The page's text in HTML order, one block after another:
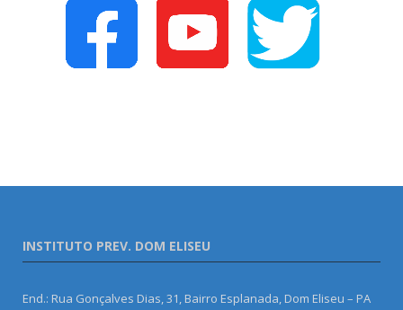
INSTITUTO PREV. DOM ELISEU
End.: Rua Gonçalves Dias, 31, Bairro Esplanada, Dom Eliseu – PA